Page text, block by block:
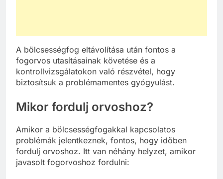
A bölcsességfog eltávolítása után fontos a
fogorvos utasításainak követése és a
kontrollvizsgálatokon való részvétel, hogy
biztosítsuk a problémamentes gyógyulást.
Mikor fordulj orvoshoz?
Amikor a bölcsességfogakkal kapcsolatos
problémák jelentkeznek, fontos, hogy időben
fordulj orvoshoz. Itt van néhány helyzet, amikor
javasolt fogorvoshoz fordulni: